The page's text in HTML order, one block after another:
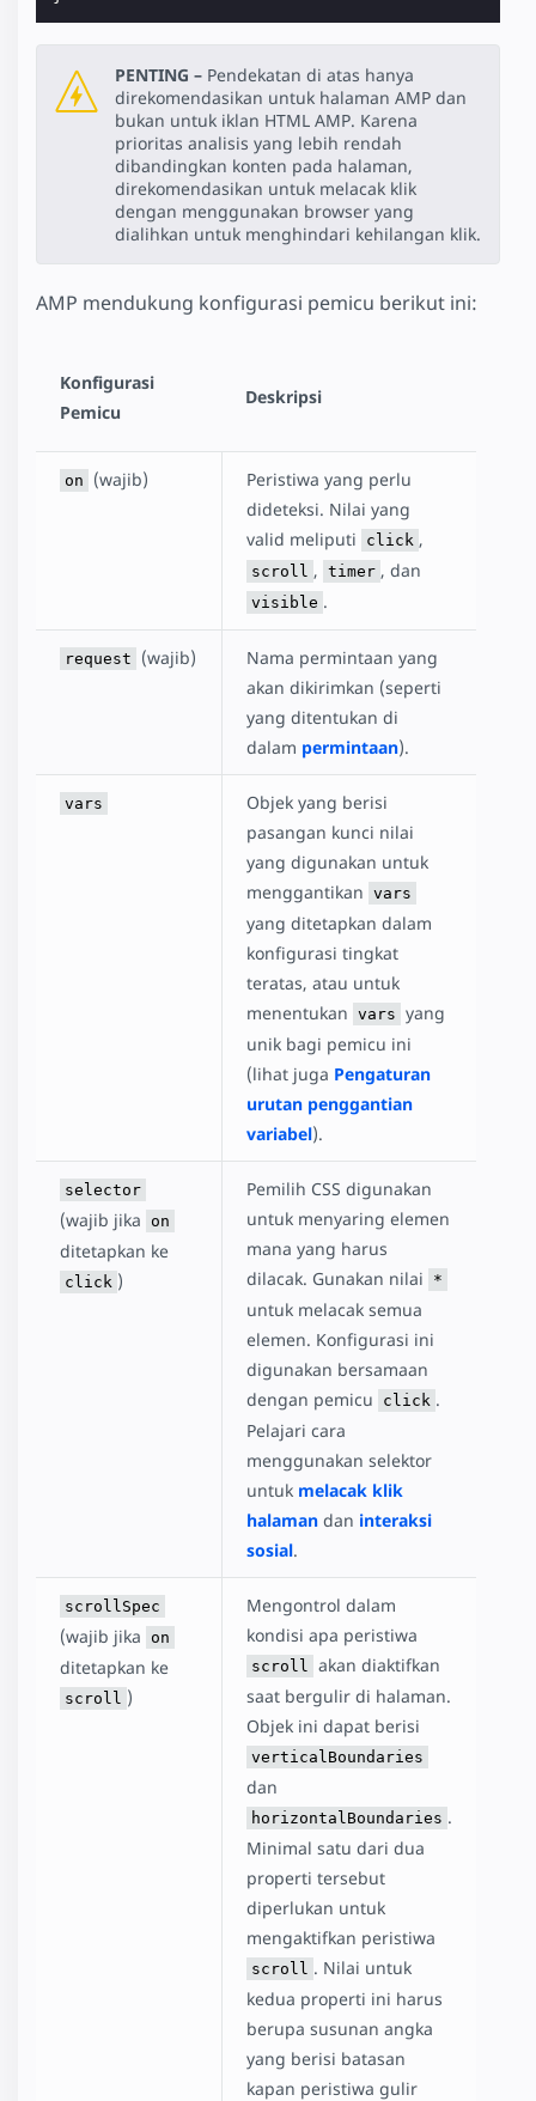
PENTING – Pendekatan di atas hanya
direkomendasikan untuk halaman AMP dan
bukan untuk iklan HTML AMP. Karena
prioritas analisis yang lebih rendah
dibandingkan konten pada halaman,
direkomendasikan untuk melacak klik
dengan menggunakan browser yang
dialihkan untuk menghindari kehilangan klik.
AMP mendukung konfigurasi pemicu berikut ini:
Konfigurasi
Pemicu
Deskripsi
on (wajib)
Peristiwa yang perlu
dideteksi. Nilai yang
valid meliputi
click ,
scroll , timer , dan
visible .
request (wajib)
Nama permintaan yang
akan dikirimkan (seperti
yang ditentukan di
dalam permintaan).
vars
Objek yang berisi
pasangan kunci nilai
yang digunakan untuk
menggantikan vars
yang ditetapkan dalam
konfigurasi tingkat
teratas, atau untuk
menentukan vars yang
unik bagi pemicu ini
(lihat juga Pengaturan
urutan penggantian
variabel).
selector
(wajib jika on
ditetapkan ke
click )
Pemilih CSS digunakan
untuk menyaring elemen
mana yang harus
dilacak. Gunakan nilai
*
untuk melacak semua
elemen. Konfigurasi ini
digunakan bersamaan
dengan pemicu
click .
Pelajari cara
menggunakan selektor
untuk melacak klik
halaman dan interaksi
sosial.
scrollSpec
(wajib jika on
ditetapkan ke
scroll )
Mengontrol dalam
kondisi apa peristiwa
scroll
akan diaktifkan
saat bergulir di halaman.
Objek ini dapat berisi
verticalBoundaries
dan
horizontalBoundaries .
Minimal satu dari dua
properti tersebut
diperlukan untuk
mengaktifkan peristiwa
scroll . Nilai untuk
kedua properti ini harus
berupa susunan angka
yang berisi batasan
kapan peristiwa gulir